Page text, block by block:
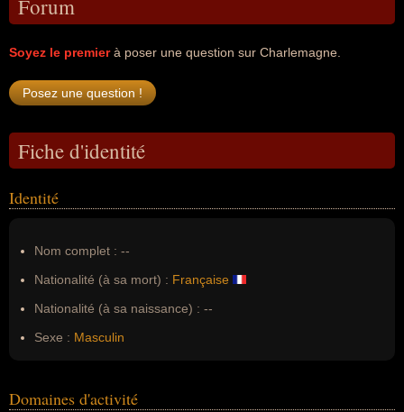
Forum
Soyez le premierà poser une question sur Charlemagne.
Fiche d'identité
Identité
Nom complet : --
Nationalité (à sa mort) : Française
Nationalité (à sa naissance) : --
Sexe : Masculin
Domaines d'activité